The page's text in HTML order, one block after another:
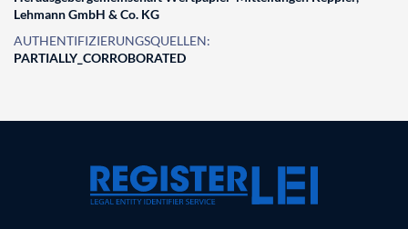
Lehmann GmbH & Co. KG
AUTHENTIFIZIERUNGSQUELLEN:
PARTIALLY_CORROBORATED